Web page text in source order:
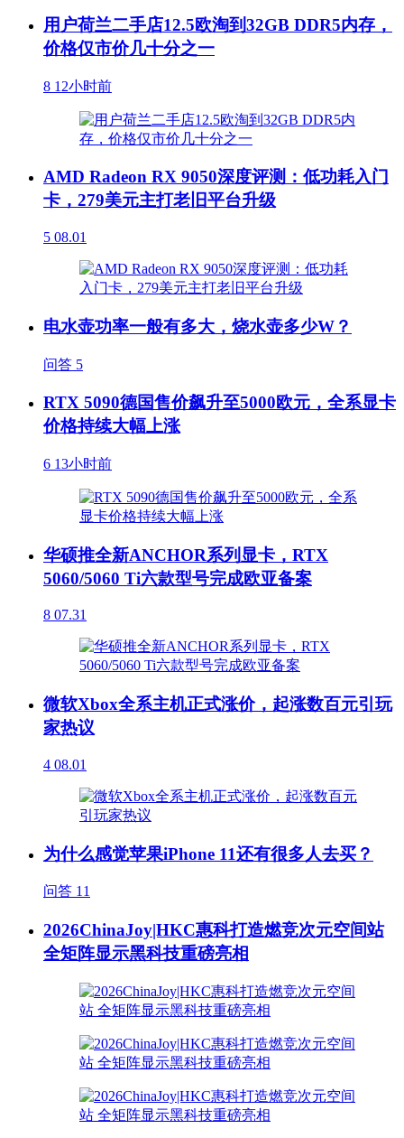
用户荷兰二手店12.5欧淘到32GB DDR5内存，
价格仅市价几十分之一
8 12小时前
AMD Radeon RX 9050深度评测：低功耗入门
卡，279美元主打老旧平台升级
5 08.01
电水壶功率一般有多大，烧水壶多少W？
问答 5
RTX 5090德国售价飙升至5000欧元，全系显卡
价格持续大幅上涨
6 13小时前
华硕推全新ANCHOR系列显卡，RTX
5060/5060 Ti六款型号完成欧亚备案
8 07.31
微软Xbox全系主机正式涨价，起涨数百元引玩
家热议
4 08.01
为什么感觉苹果iPhone 11还有很多人去买？
问答 11
2026ChinaJoy|HKC惠科打造燃竞次元空间站
全矩阵显示黑科技重磅亮相